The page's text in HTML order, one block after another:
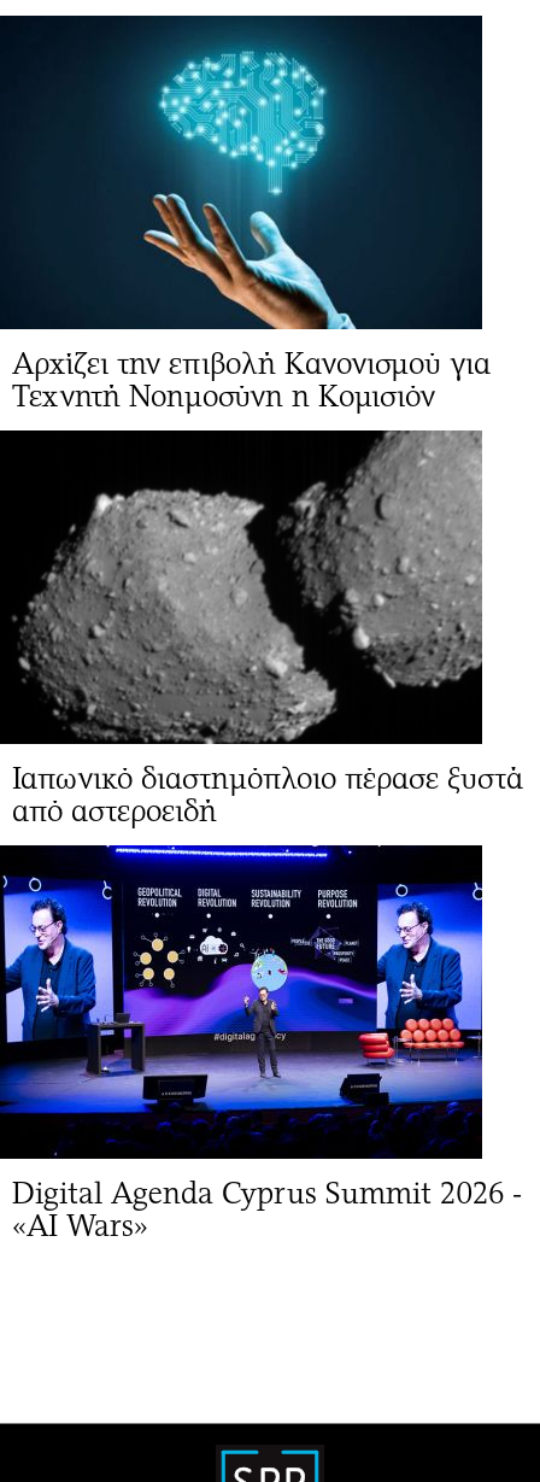
Αρχίζει την επιβολή Κανονισμού για
Τεχνητή Νοημοσύνη η Κομισιόν
Ιαπωνικό διαστημόπλοιο πέρασε ξυστά
από αστεροειδή
Digital Agenda Cyprus Summit 2026 -
«AI Wars»